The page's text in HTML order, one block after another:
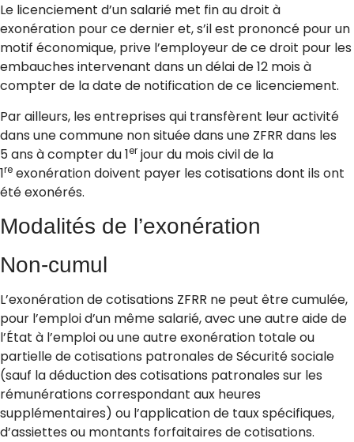
Le licenciement d’un salarié met fin au droit à
exonération pour ce dernier et, s’il est prononcé pour un
motif économique, prive l’employeur de ce droit pour les
embauches intervenant dans un délai de 12 mois à
compter de la date de notification de ce licenciement.
Par ailleurs, les entreprises qui transfèrent leur activité
dans une commune non située dans une ZFRR dans les
5 ans à compter du 1er jour du mois civil de la
1re exonération doivent payer les cotisations dont ils ont
été exonérés.
Modalités de l’exonération
Non-cumul
L’exonération de cotisations ZFRR ne peut être cumulée,
pour l’emploi d’un même salarié, avec une autre aide de
l’État à l’emploi ou une autre exonération totale ou
partielle de cotisations patronales de Sécurité sociale
(sauf la déduction des cotisations patronales sur les
rémunérations correspondant aux heures
supplémentaires) ou l’application de taux spécifiques,
d’assiettes ou montants forfaitaires de cotisations.